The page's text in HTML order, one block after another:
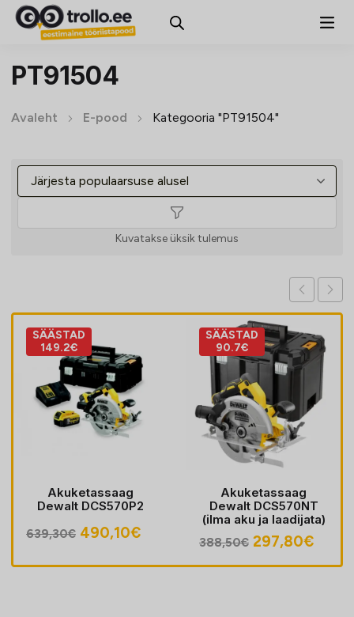
PT91504
Avaleht E-pood Kategooria "PT91504"
Kuvatakse üksik tulemus
SÄÄSTAD
149.2€
Akuketassaag
Dewalt DCS570P2
639,30€ Algne
oli:
490,10€Praegune
on:
SÄÄSTAD
90.7€
Akuketassaag
Dewalt DCS570NT
(ilma aku ja laadijata)
388,50€ Algne
297,80€
hind